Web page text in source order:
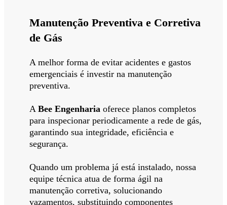
Manutenção Preventiva e Corretiva
de Gás
A melhor forma de evitar acidentes e gastos
emergenciais é investir na manutenção
preventiva.
A Bee Engenharia oferece planos completos
para inspecionar periodicamente a rede de gás,
garantindo sua integridade, eficiência e
segurança.
Quando um problema já está instalado, nossa
equipe técnica atua de forma ágil na
manutenção corretiva, solucionando
vazamentos, substituindo componentes